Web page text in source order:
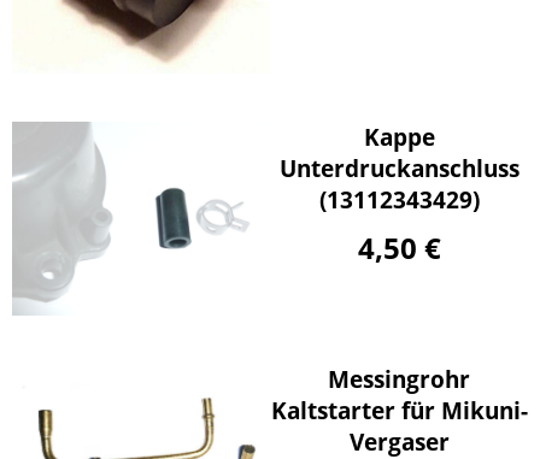
Kappe
Unterdruckanschluss
(13112343429)
4,50 €
Messingrohr
Kaltstarter für Mikuni-
Vergaser